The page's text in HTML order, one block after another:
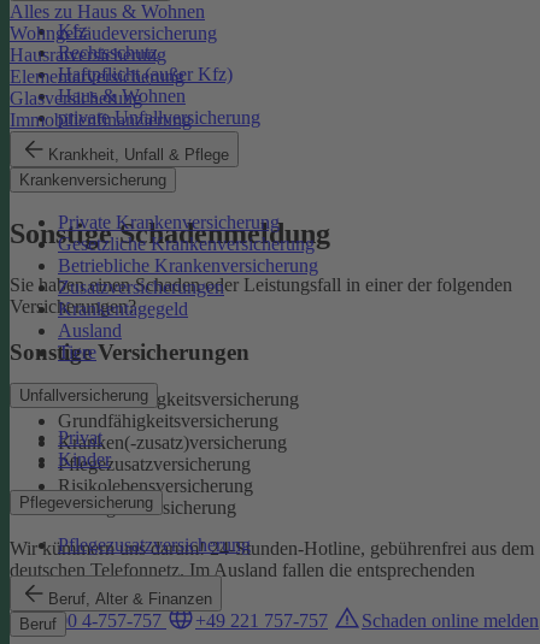
Alles zu Haus & Wohnen
Wohngebäudeversicherung
Hausratversicherung
Elementarversicherung
Glasversicherung
Immobilienfinanzierung
Krankheit, Unfall & Pflege
Krankenversicherung
Private Krankenversicherung
Gesetzliche Krankenversicherung
Betriebliche Krankenversicherung
Zusatzversicherungen
Krankentagegeld
Ausland
Tiere
Unfallversicherung
Privat
Kinder
Pflegeversicherung
Pflegezusatzversicherung
Beruf, Alter & Finanzen
Beruf
Kfz
Rechtsschutz
Haftpflicht (außer Kfz)
Haus & Wohnen
private Unfallversicherung
Auslandskrankenschutz
Reiserücktritt
Reisegepäck
Sonstige Schadenmeldung
Sie haben einen Schaden oder Leistungsfall in einer der folgenden
Versicherungen?
Sonstige Versicherungen
Berufsunfähigkeitsversicherung
Grundfähigkeitsversicherung
Kranken(-zusatz)versicherung
Pflegezusatzversicherung
Risikolebensversicherung
Sterbegeldversicherung
Wir kümmern uns darum!24-Stunden-Hotline, gebührenfrei aus dem
deutschen Telefonnetz. Im Ausland fallen die entsprechenden
Landesgebühren an:
0800 4-757-757
+49 221 757-757 Schaden online melden